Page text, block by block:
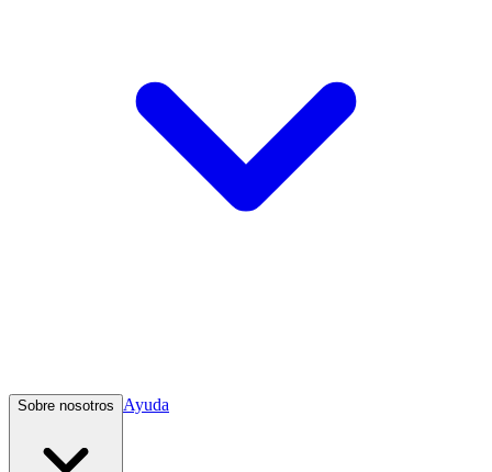
Sobre nosotros Ayuda